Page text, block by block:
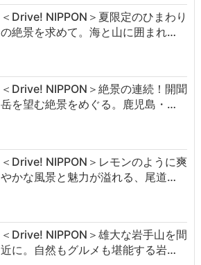
＜Drive! NIPPON＞夏限定のひまわり
の絶景を求めて。海と山に囲まれ…
＜Drive! NIPPON＞絶景の連続！開聞
岳を望む絶景をめぐる。鹿児島・…
＜Drive! NIPPON＞レモンのように爽
やかな風景と魅力が溢れる、尾道…
＜Drive! NIPPON＞雄大な岩手山を間
近に。自然もグルメも堪能する岩…